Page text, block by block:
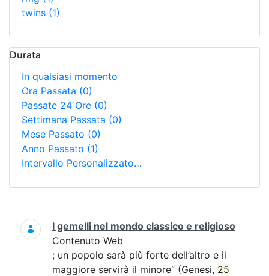
twins (1)
Durata
In qualsiasi momento
Ora Passata (0)
Passate 24 Ore (0)
Settimana Passata (0)
Mese Passato (0)
Anno Passato (1)
Intervallo Personalizzato…
Ricerca
I gemelli nel mondo classico e religioso
Contenuto Web
; un popolo sarà più forte dell’altro e il
maggiore servirà il minore” (Genesi, 25